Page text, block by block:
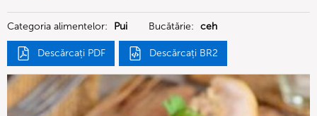
Categoria alimentelor: Pui Bucătărie: ceh
Descărcați PDF Descărcați BR2